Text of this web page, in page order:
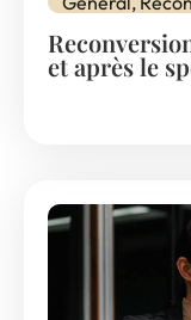
et après le